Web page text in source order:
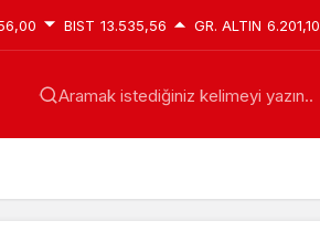
BIST 13.535,56 GR. ALTIN 6.201,10
Aramak istediğiniz kelimeyi yazın..